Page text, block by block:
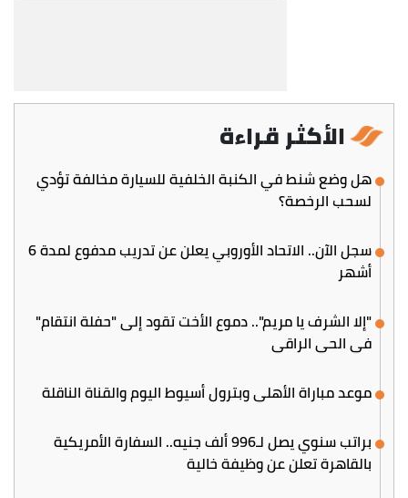
الأكثر قراءة
هل وضع شنط في الكنبة الخلفية للسيارة مخالفة تؤدي
لسحب الرخصة؟
سجل الآن.. الاتحاد الأوروبي يعلن عن تدريب مدفوع لمدة 6
أشهر
"إلا الشرف يا مريم".. دموع الأخت تقود إلى "حفلة انتقام"
في الحي الراقي
موعد مباراة الأهلي وبترول أسيوط اليوم والقناة الناقلة
براتب سنوي يصل لـ996 ألف جنيه.. السفارة الأمريكية
بالقاهرة تعلن عن وظيفة خالية